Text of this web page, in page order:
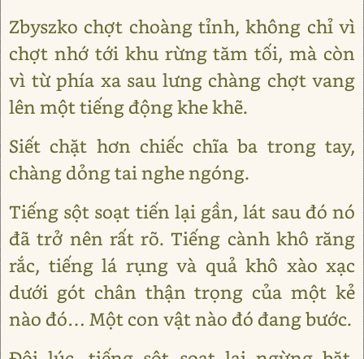
Zbyszko chợt choàng tỉnh, không chỉ vì
chợt nhớ tới khu rừng tăm tối, mà còn
vì từ phía xa sau lưng chàng chợt vang
lên một tiếng động khe khẽ.
Siết chặt hơn chiếc chĩa ba trong tay,
chàng dỏng tai nghe ngóng.
Tiếng sột soạt tiến lại gần, lát sau đó nó
đã trở nên rất rõ. Tiếng cành khô răng
rắc, tiếng lá rụng và quả khô xào xạc
dưới gót chân thận trọng của một kẻ
nào đó… Một con vật nào đó đang bước.